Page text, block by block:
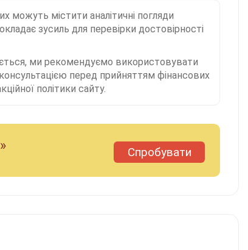
можуть містити аналітичні погляди
зусиль для перевірки достовірності
ми рекомендуємо використовувати
перед прийняттям фінансових
політики сайту.
Спробувати